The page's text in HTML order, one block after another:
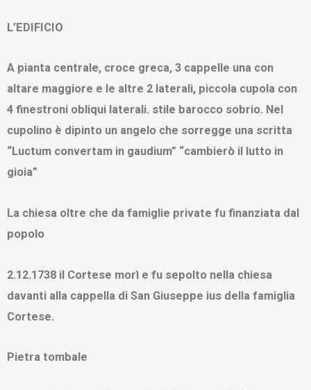
L’EDIFICIO
A pianta centrale, croce greca, 3 cappelle una con
altare maggiore e le altre 2 laterali, piccola cupola con
4 finestroni obliqui laterali. stile barocco sobrio. Nel
cupolino è dipinto un angelo che sorregge una scritta
“Luctum convertam in gaudium” “cambierò il lutto in
gioia”
La chiesa oltre che da famiglie private fu finanziata dal
popolo
2.12.1738 il Cortese morì e fu sepolto nella chiesa
davanti alla cappella di San Giuseppe ius della famiglia
Cortese.
Pietra tombale